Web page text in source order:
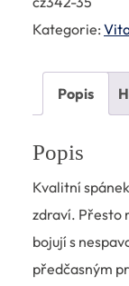
Kategorie:
Popis
Popis
Kvalitní
zdraví. Přesto
bojují s
předčasným